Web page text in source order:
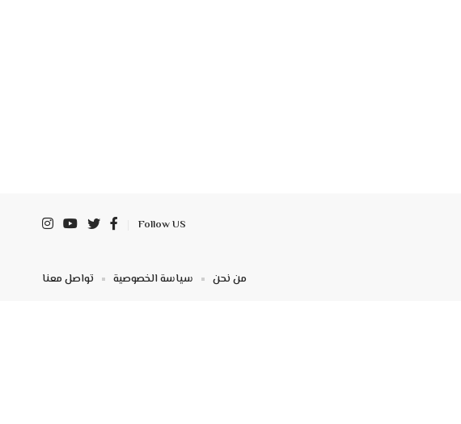
Follow US
من نحن سياسة الخصوصية تواصل معنا